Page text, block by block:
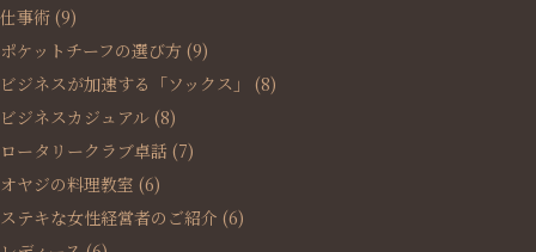
仕事術 (9)
ポケットチーフの選び方 (9)
ビジネスが加速する「ソックス」
(8)
ビジネスカジュアル (8)
ロータリークラブ卓話 (7)
オヤジの料理教室 (6)
ステキな女性経営者のご紹介 (6)